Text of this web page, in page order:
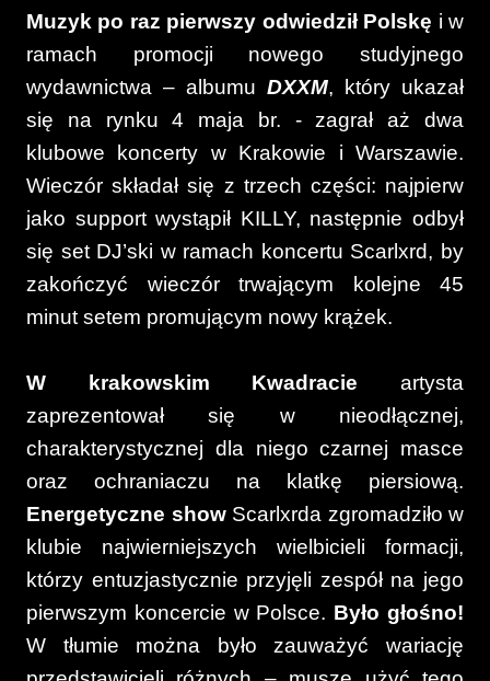
Muzyk po raz pierwszy odwiedził Polskę i w
ramach promocji nowego studyjnego
wydawnictwa – albumu DXXM, który ukazał
się na rynku 4 maja br. - zagrał aż dwa
klubowe koncerty w Krakowie i Warszawie.
Wieczór składał się z trzech części: najpierw
jako support wystąpił KILLY, następnie odbył
się set DJ’ski w ramach koncertu Scarlxrd, by
zakończyć wieczór trwającym kolejne 45
minut setem promującym nowy krążek.
W krakowskim Kwadracie artysta
zaprezentował się w nieodłącznej,
charakterystycznej dla niego czarnej masce
oraz ochraniaczu na klatkę piersiową.
Energetyczne showScarlxrda zgromadziło w
klubie najwierniejszych wielbicieli formacji,
którzy entuzjastycznie przyjęli zespół na jego
pierwszym koncercie w Polsce. Było głośno!
W tłumie można było zauważyć wariację